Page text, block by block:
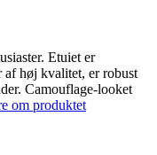
Etuiet er
høj kvalitet, er robust
Camouflage-looket
om produktet